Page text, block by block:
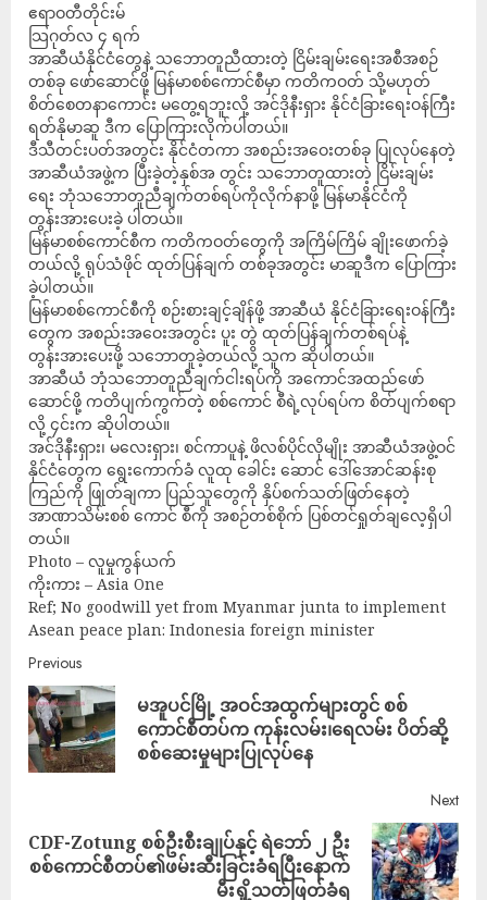
ဧရာဝတီတိုင်းမ်
သြဂုတ်လ ၄ ရက်
အာဆီယံနိုင်ငံတွေနဲ့ သဘောတူညီထားတဲ့ ငြိမ်းချမ်းရေးအစီအစဉ်
တစ်ခု ဖော်ဆောင်ဖို့ မြန်မာစစ်ကောင်စီမှာ ကတိကဝတ် သို့မဟုတ်
စိတ်စေတနာကောင်း မတွေ့ရဘူးလို့ အင်ဒိုနီးရှား နိုင်ငံခြားရေးဝန်ကြီး
ရတ်နိုမာဆူ ဒီက ပြောကြားလိုက်ပါတယ်။
ဒီသီတင်းပတ်အတွင်း နိုင်ငံတကာ အစည်းအဝေးတစ်ခု ပြုလုပ်နေတဲ့
အာဆီယံအဖွဲ့က ပြီးခဲ့တဲ့နှစ်အ တွင်း သဘောတူထားတဲ့ ငြိမ်းချမ်း
ရေး ဘုံသဘောတူညီချက်တစ်ရပ်ကိုလိုက်နာဖို့ မြန်မာနိုင်ငံကို
တွန်းအားပေးခဲ့ ပါတယ်။
မြန်မာစစ်ကောင်စီက ကတိကဝတ်တွေကို အကြိမ်ကြိမ် ချိုးဖောက်ခဲ့
တယ်လို့ ရုပ်သံဖိုင် ထုတ်ပြန်ချက် တစ်ခုအတွင်း မာဆူဒီက ပြောကြား
ခဲ့ပါတယ်။
မြန်မာစစ်ကောင်စီကို စဉ်းစားချင့်ချိန်ဖို့ အာဆီယံ နိုင်ငံခြားရေးဝန်ကြီး
တွေက အစည်းအဝေးအတွင်း ပူး တွဲ ထုတ်ပြန်ချက်တစ်ရပ်နဲ့
တွန်းအားပေးဖို့ သဘောတူခဲ့တယ်လို့ သူက ဆိုပါတယ်။
အာဆီယံ ဘုံသဘောတူညီချက်ငါးရပ်ကို အကောင်အထည်ဖော်
ဆောင်ဖို့ ကတိပျက်ကွက်တဲ့ စစ်ကောင် စီရဲ့လုပ်ရပ်က စိတ်ပျက်စရာ
လို့ ၄င်းက ဆိုပါတယ်။
အင်ဒိုနီးရှား၊ မလေးရှား၊ စင်ကာပူနဲ့ ဖိလစ်ပိုင်လိုမျိုး အာဆီယံအဖွဲ့ဝင်
နိုင်ငံတွေက ရွေးကောက်ခံ လူထု ခေါင်း ဆောင် ဒေါ်အောင်ဆန်းစု
ကြည်ကို ဖြုတ်ချကာ ပြည်သူတွေကို နှိပ်စက်သတ်ဖြတ်နေတဲ့
အာဏာသိမ်းစစ် ကောင် စီကို အစဉ်တစ်စိုက် ပြစ်တင်ရှုတ်ချလေ့ရှိပါ
တယ်။
Photo – လူမှုကွန်ယက်
ကိုးကား – Asia One
Ref; No goodwill yet from Myanmar junta to implement
Asean peace plan: Indonesia foreign minister
Previous
မအူပင်မြို့ အဝင်အထွက်များတွင် စစ်
ကောင်စီတပ်က ကုန်းလမ်း၊ရေလမ်း ပိတ်​ဆို့
စစ်ဆေးမှုများပြုလုပ်နေ
Next
CDF-Zotung စစ်ဦးစီးချုပ်နှင့် ရဲဘော် ၂ ဦး
စစ်ကောင်စီတပ်၏ဖမ်းဆီးခြင်းခံရပြီးနောက်
မီးရှို့သတ်ဖြတ်ခံရ